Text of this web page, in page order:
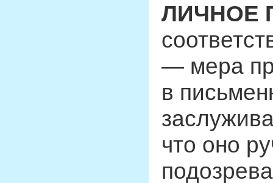
ЛИЧНОЕ
— мера
в
что оно